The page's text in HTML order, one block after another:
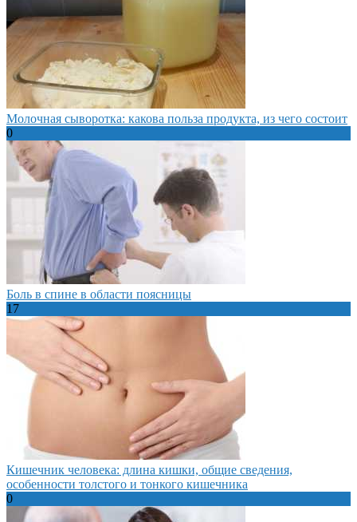
Молочная сыворотка: какова польза продукта, из чего состоит
0
Боль в спине в области поясницы
17
Кишечник человека: длина кишки, общие сведения,
особенности толстого и тонкого кишечника
0